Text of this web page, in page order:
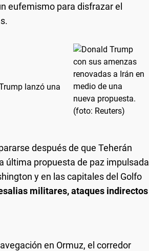
eufemismo para disfrazar el
lanzó una
después de que Teherán
última propuesta de paz impulsada
y en las capitales del Golfo
militares, ataques indirectos
en Ormuz, el corredor